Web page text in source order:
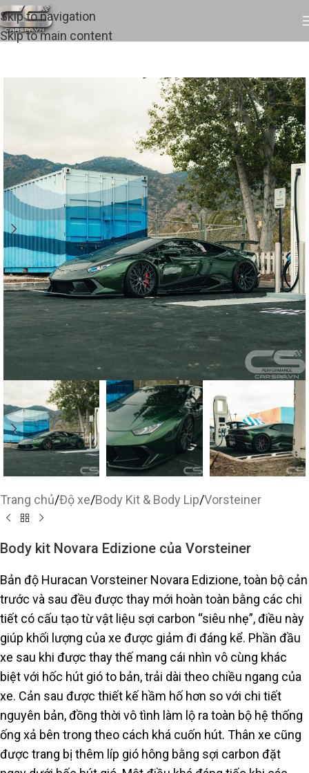
Skip to navigation
Skip to main content
Trang chủ/Độ xe/Body Kit & Body Lip/Vorsteiner
Body kit Novara Edizione của Vorsteiner
Bản độ Huracan Vorsteiner Novara Edizione, toàn bộ cản
trước và sau đều được thay mới hoàn toàn bằng các chi
tiết có cấu tạo từ vật liệu sợi carbon “siêu nhẹ”, điều này
giúp khối lượng của xe được giảm đi đáng kể. Phần đầu
xe sau khi được thay thế mang cái nhìn vô cùng khác
biệt với hốc hút gió to bản, trải dài theo chiều ngang của
xe. Cản sau được thiết kế hầm hố hơn so với chi tiết
nguyên bản, đồng thời vô tình làm lộ ra toàn bộ hệ thống
ống xả bên trong theo cách khá cuốn hút. Thân xe cũng
được trang bị thêm líp gió hông bằng sợi carbon đặt